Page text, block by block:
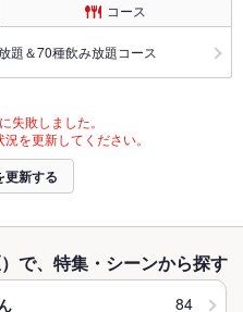
コース
題＆70種飲み放題コース
失敗しました。
を更新してください。
更新する
で、特集・シーンから探す
84